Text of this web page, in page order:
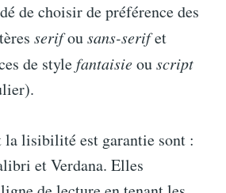
de choisir de préférence des
serifousans-serifet
de stylefantaisieouscript
la lisibilité est garantie sont :
et Verdana. Elles